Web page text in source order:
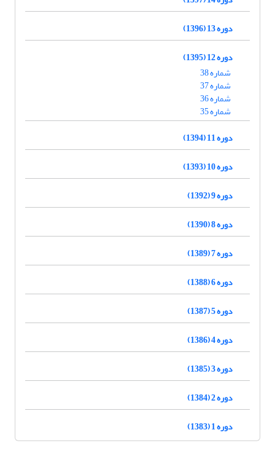
دوره 13 (1396)
دوره 12 (1395)
شماره 38
شماره 37
شماره 36
شماره 35
دوره 11 (1394)
دوره 10 (1393)
دوره 9 (1392)
دوره 8 (1390)
دوره 7 (1389)
دوره 6 (1388)
دوره 5 (1387)
دوره 4 (1386)
دوره 3 (1385)
دوره 2 (1384)
دوره 1 (1383)